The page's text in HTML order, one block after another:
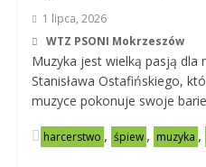
1 lipca, 2026
WTZ PSONI Mokrzeszów
Muzyka jest wielką pasją dla
Stanisława Ostafińskiego,
muzyce pokonuje swoje
harcerstwo , śpiew , muzyka ,